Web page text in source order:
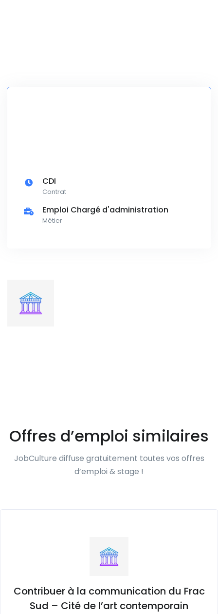
CDI
Contrat
Emploi Chargé d'administration
Métier
Offres d’emploi similaires
JobCulture diffuse gratuitement toutes vos offres
d’emploi & stage !
Contribuer à la communication du Frac
Sud – Cité de l’art contemporain